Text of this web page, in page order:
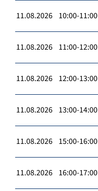
11.08.2026 10:00-11:00
11.08.2026 11:00-12:00
11.08.2026 12:00-13:00
11.08.2026 13:00-14:00
11.08.2026 15:00-16:00
11.08.2026 16:00-17:00